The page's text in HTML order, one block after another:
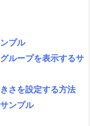
プル
ループを表示するサ
さを設定する方法
ンプル